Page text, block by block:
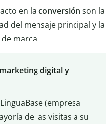
en la conversión son la
del mensaje principal y la
marca.
digital y
(empresa
de las visitas a su